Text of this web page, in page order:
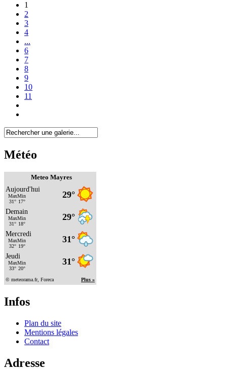
1
2
3
4
...
6
7
8
9
10
11
Météo
Meteo Mayres
Infos
Plan du site
Mentions légales
Contact
Adresse